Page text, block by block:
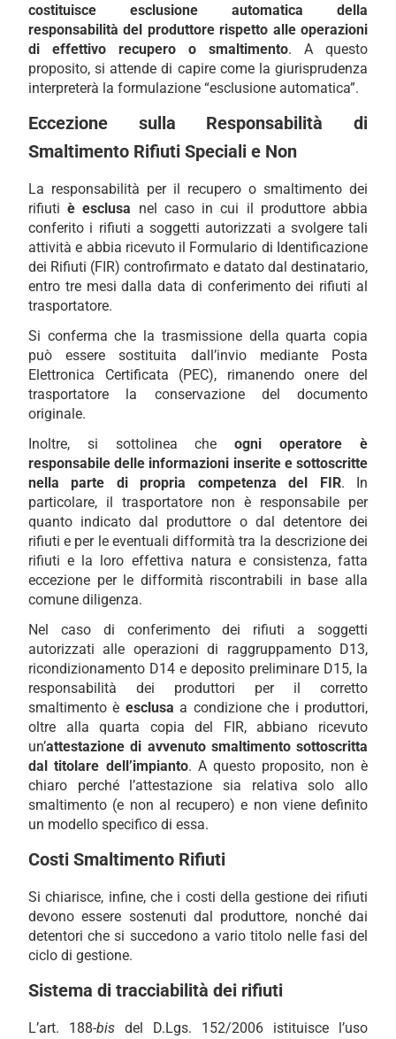
costituisce esclusione automatica della
responsabilità del produttore rispetto alle operazioni
di effettivo recupero o smaltimento. A questo
proposito, si attende di capire come la giurisprudenza
interpreterà la formulazione “esclusione automatica”.
Eccezione sulla Responsabilità di
Smaltimento Rifiuti Speciali e Non
La responsabilità per il recupero o smaltimento dei
rifiutiè esclusa nel caso in cui il produttore abbia
conferito i rifiuti a soggetti autorizzati a svolgere tali
attività e abbia ricevuto il Formulario di Identificazione
dei Rifiuti (FIR) controfirmato e datato dal destinatario,
entro tre mesi dalla data di conferimento dei rifiuti al
trasportatore.
Si conferma che la trasmissione della quarta copia
può essere sostituita dall’invio mediante Posta
Elettronica Certificata (PEC), rimanendo onere del
trasportatore la conservazione del documento
originale.
Inoltre, si sottolinea cheogni operatore è
responsabile delle informazioni inserite e sottoscritte
nella parte di propria competenza del FIR. In
particolare, il trasportatore non è responsabile per
quanto indicato dal produttore o dal detentore dei
rifiuti e per le eventuali difformità tra la descrizione dei
rifiuti e la loro effettiva natura e consistenza, fatta
eccezione per le difformità riscontrabili in base alla
comune diligenza.
Nel caso di conferimento dei rifiuti a soggetti
autorizzati alle operazioni di raggruppamento D13,
ricondizionamento D14 e deposito preliminare D15, la
responsabilità dei produttori per il corretto
smaltimento è esclusa a condizione che i produttori,
oltre alla quarta copia del FIR, abbiano ricevuto
un’attestazione di avvenuto smaltimento sottoscritta
dal titolare dell’impianto. A questo proposito, non è
chiaro perché l’attestazione sia relativa solo allo
smaltimento (e non al recupero) e non viene definito
un modello specifico di essa.
Costi Smaltimento Rifiuti
Si chiarisce, infine, che i costi della gestione dei rifiuti
devono essere sostenuti dal produttore, nonché dai
detentori che si succedono a vario titolo nelle fasi del
ciclo di gestione.
Sistema di tracciabilità dei rifiuti
L’art. 188-bis del D.Lgs. 152/2006 istituisce l’uso